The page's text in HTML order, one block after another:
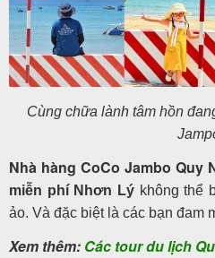
Cùng chữa lành tâm hồn
Nhà hàng CoCo Jambo Quy
miễn phí Nhơn Lý không thể
ảo. Và đặc biệt là các bạn đam
Xem thêm: Các tour du lịch